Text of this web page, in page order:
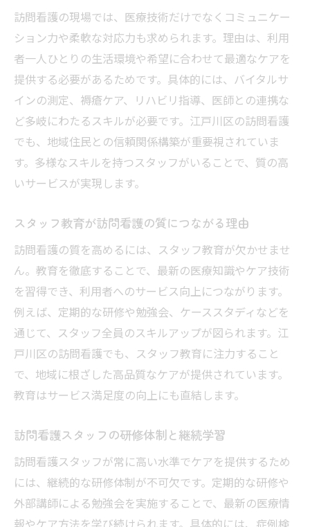
訪問看護の現場では、医療技術だけでなくコミュニケー
ション力や柔軟な対応力も求められます。理由は、利用
者一人ひとりの生活環境や希望に合わせて最適なケアを
提供する必要があるためです。具体的には、バイタルサ
インの測定、褥瘡ケア、リハビリ指導、医師との連携な
ど多岐にわたるスキルが必要です。江戸川区の訪問看護
でも、地域住民との信頼関係構築が重要視されていま
す。多様なスキルを持つスタッフがいることで、質の高
いサービスが実現します。
スタッフ教育が訪問看護の質につながる理由
訪問看護の質を高めるには、スタッフ教育が欠かせませ
ん。教育を徹底することで、最新の医療知識やケア技術
を習得でき、利用者へのサービス向上につながります。
例えば、定期的な研修や勉強会、ケーススタディなどを
通じて、スタッフ全員のスキルアップが図られます。江
戸川区の訪問看護でも、スタッフ教育に注力すること
で、地域に根ざした高品質なケアが提供されています。
教育はサービス満足度の向上にも直結します。
訪問看護スタッフの研修体制と継続学習
訪問看護スタッフが常に高い水準でケアを提供するため
には、継続的な研修体制が不可欠です。定期的な研修や
外部講師による勉強会を実施することで、最新の医療情